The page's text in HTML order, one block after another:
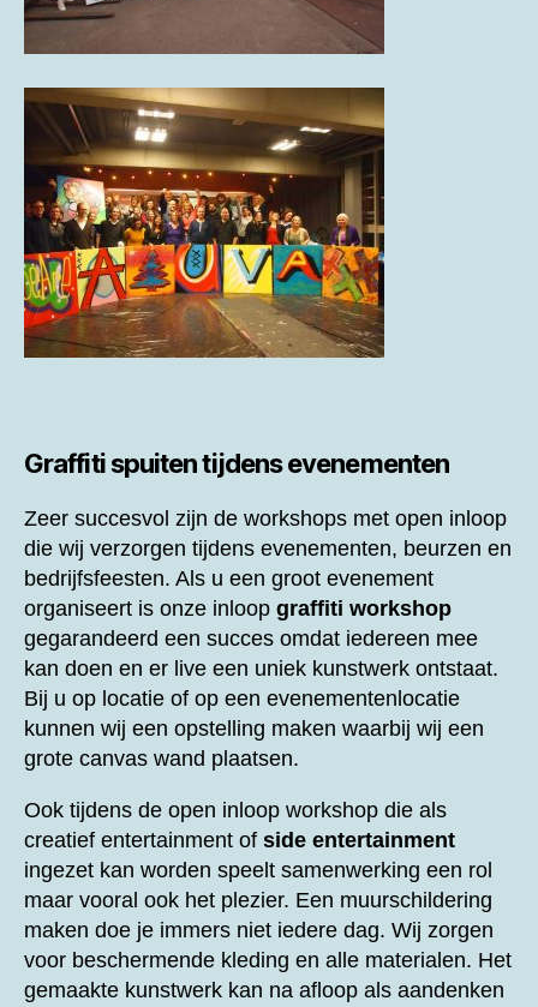
Graffiti spuiten tijdens evenementen
Zeer succesvol zijn de workshops met open inloop
die wij verzorgen tijdens evenementen, beurzen en
bedrijfsfeesten. Als u een groot evenement
organiseert is onze inloop graffiti workshop
gegarandeerd een succes omdat iedereen mee
kan doen en er live een uniek kunstwerk ontstaat.
Bij u op locatie of op een evenementenlocatie
kunnen wij een opstelling maken waarbij wij een
grote canvas wand plaatsen.
Ook tijdens de open inloop workshop die als
creatief entertainment of side entertainment
ingezet kan worden speelt samenwerking een rol
maar vooral ook het plezier. Een muurschildering
maken doe je immers niet iedere dag. Wij zorgen
voor beschermende kleding en alle materialen. Het
gemaakte kunstwerk kan na afloop als aandenken